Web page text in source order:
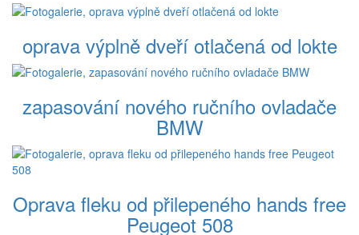
oprava výplně dveří otlačená od lokte
zapasování nového ručního ovladače
BMW
Oprava fleku od přilepeného hands free
Peugeot 508